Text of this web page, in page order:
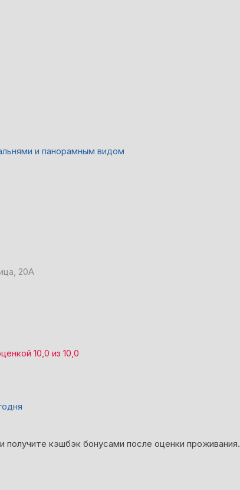
и панорамным видом
20А
10,0 из 10,0
получите кэшбэк бонусами после оценки проживания.